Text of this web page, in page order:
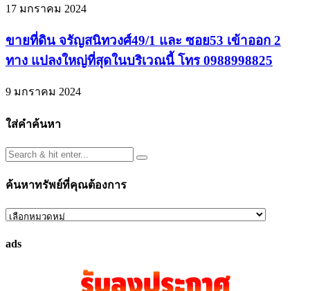
17 มกราคม 2024
ขายที่ดิน จรัญสนิทวงศ์49/1 และ ซอย53 เข้าออก 2
ทาง แปลงใหญ่ที่สุดในบริเวณนี้ โทร 0988998825
9 มกราคม 2024
ใส่คำค้นหา
ค้นหาทรัพย์ที่คุณต้องการ
ค้นหา
ที่
ads